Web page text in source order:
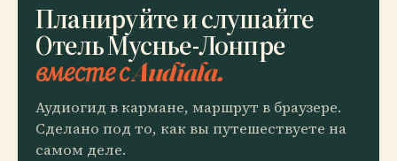
Планируйте и слушайте
Отель Муснье-Лонпре
вместе с Audiala.
Аудиогид в кармане, маршрут в браузере.
Сделано под то, как вы путешествуете на
самом деле.